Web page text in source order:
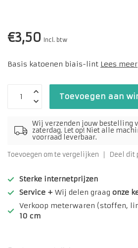
€3,50 Incl. btw
Basis katoenen biais-lint Lees meer
Toevoegen aan
Wij verzenden jouw bestelling
zaterdag. Let op! Niet alle
voorraad leverbaar.
Toevoegen om te vergelijken Deel dit
Sterke internetprijzen
Service + Wij delen graag onze
Verkoop meterwaren (stoffen,
10 cm